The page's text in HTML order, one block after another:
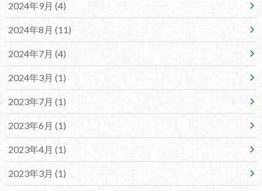
2024年9月 (4)
2024年8月 (11)
2024年7月 (4)
2024年3月 (1)
2023年7月 (1)
2023年6月 (1)
2023年4月 (1)
2023年3月 (1)